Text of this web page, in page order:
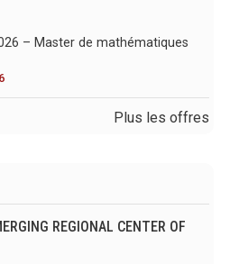
– Master de mathématiques
Plus les offres
REGIONAL CENTER OF